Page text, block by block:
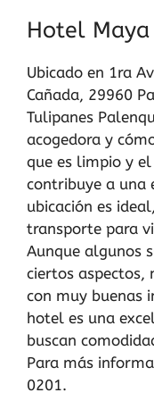
Hotel
Ubicado en 1ra
Cañada, 29960
Tulipanes
acogedora y
que es limpio y
contribuye a una
ubicación es
transporte para
Aunque algunos
ciertos aspectos,
con muy buenas
hotel es una
buscan
Para más
0201.